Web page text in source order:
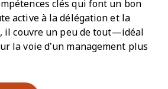
clés qui font un bon
active à la délégation et la
il couvre un peu de tout—idéal
la voie d’un management plus